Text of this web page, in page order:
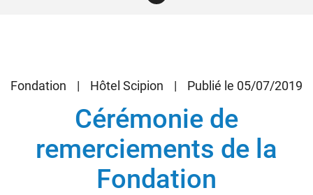
Nous soutenir
Hôpitaux
Fondation | Hôtel Scipion | Publié le 05/07/2019
Cérémonie de
remerciements de la
Fondation